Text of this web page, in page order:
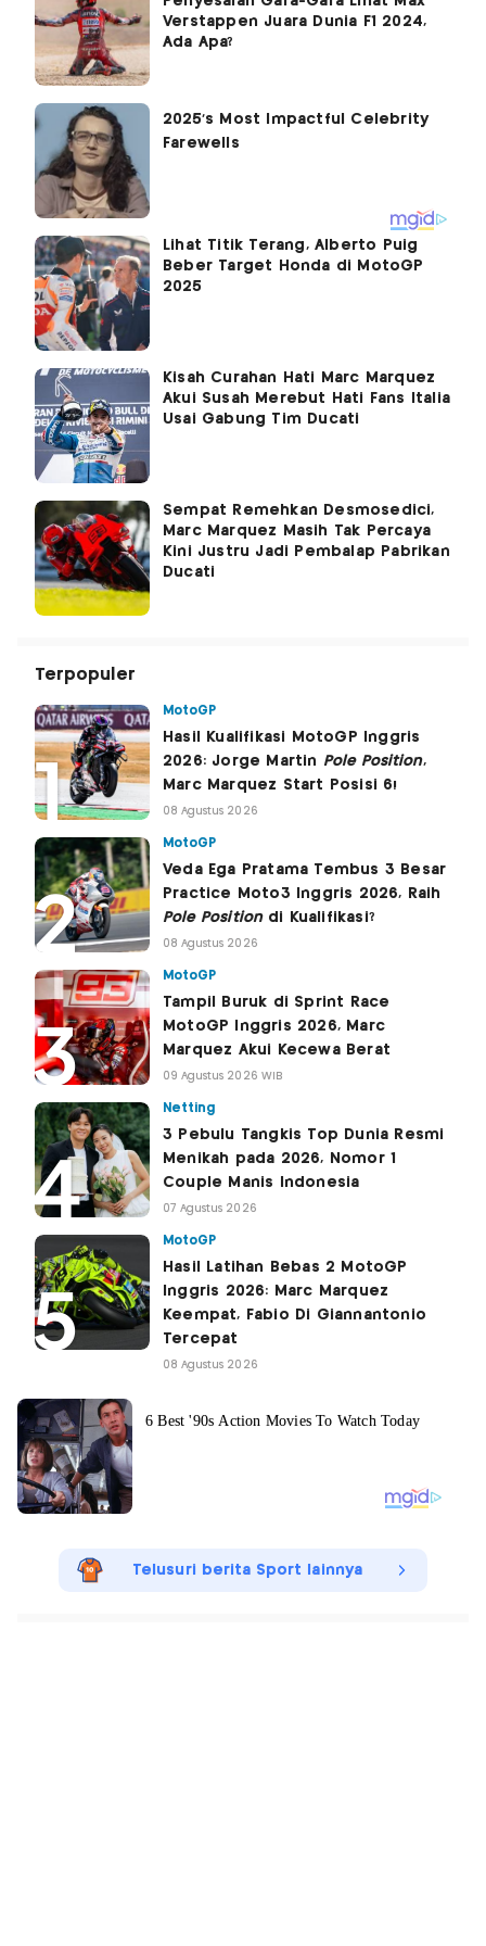
Verstappen Juara Dunia F1 2024,
Ada Apa?
Lihat Titik Terang, Alberto Puig
Beber Target Honda di MotoGP
2025
Kisah Curahan Hati Marc Marquez
Akui Susah Merebut Hati Fans Italia
Usai Gabung Tim Ducati
Sempat Remehkan Desmosedici,
Marc Marquez Masih Tak Percaya
Kini Justru Jadi Pembalap Pabrikan
Ducati
Terpopuler
MotoGP
Hasil Kualifikasi MotoGP Inggris
2026: Jorge Martin Pole Position,
Marc Marquez Start Posisi 6!
08 Agustus 2026
MotoGP
Veda Ega Pratama Tembus 3 Besar
Practice Moto3 Inggris 2026, Raih
Pole Positiondi Kualifikasi?
08 Agustus 2026
MotoGP
Tampil Buruk di Sprint Race
MotoGP Inggris 2026, Marc
Marquez Akui Kecewa Berat
09 Agustus 2026 WIB
Netting
3 Pebulu Tangkis Top Dunia Resmi
Menikah pada 2026, Nomor 1
Couple Manis Indonesia
07 Agustus 2026
MotoGP
Hasil Latihan Bebas 2 MotoGP
Inggris 2026: Marc Marquez
Keempat, Fabio Di Giannantonio
Tercepat
08 Agustus 2026
Telusuri berita Sport lainnya